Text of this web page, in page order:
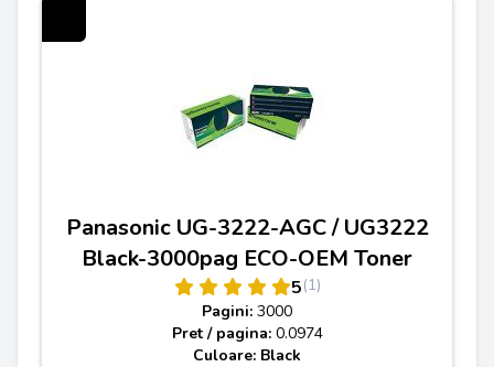
Panasonic UG-3222-AGC / UG3222
Black-3000pag ECO-OEM Toner
5(1)
Pagini: 3000
Pret / pagina: 0.0974
Culoare: Black